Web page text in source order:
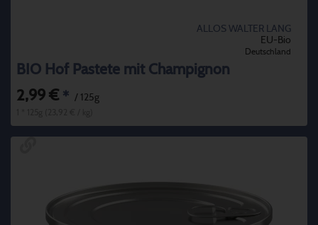
ALLOS WALTER LANG
EU-Bio
Deutschland
BIO Hof Pastete mit Champignon
2,99 € * / 125g